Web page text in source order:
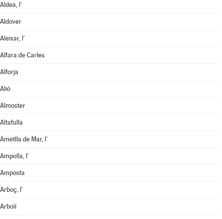
Aldea, l'
Aldover
Aleixar, l'
Alfara de Carles
Alforja
Alió
Almoster
Altafulla
Ametlla de Mar, l'
Ampolla, l'
Amposta
Arboç, l'
Arbolí